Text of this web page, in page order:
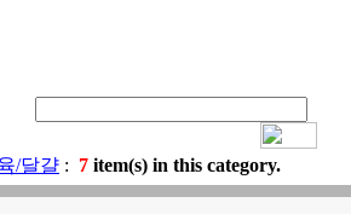
/달걀 : 7 item(s) in this category.